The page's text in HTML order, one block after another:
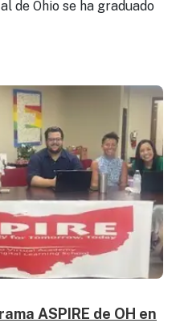
de Ohio se ha graduado
ASPIRE de OH en